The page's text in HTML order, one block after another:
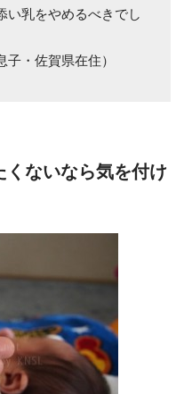
い乳をやめるべきでし
子・佐賀県在住）
くないなら気を付け